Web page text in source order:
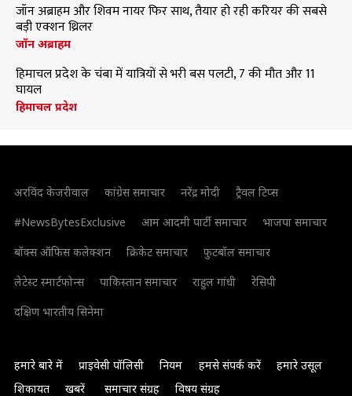
जॉन अब्राहम और शिवम नायर फिर साथ, तैयार हो रही करियर की सबसे
बड़ी एक्शन थ्रिलर
जॉन अब्राहम
हिमाचल प्रदेश के चंबा में यात्रियों से भरी बस पलटी, 7 की मौत और 11
घायल
हिमाचल प्रदेश
अरविंद केजरीवाल कांग्रेस समाचार नरेंद्र मोदी
ट्रैवल टिप्स
#NewsBytesExclusive
आम आदमी पार्टी समाचार
भाजपा समाचार
बॉक्स ऑफिस कलेक्शन
क्रिकेट समाचार
फुटबॉल समाचार
लेटेस्ट स्मार्टफोन्स
पाकिस्तान समाचार राहुल गांधी
रेसिपी
दक्षिण भारतीय सिनेमा
हमारे बारे में प्राइवेसी पॉलिसी नियम हमसे संपर्क करें
हमारे उसूल
शिकायत
खबरें समाचार संग्रह विषय संग्रह